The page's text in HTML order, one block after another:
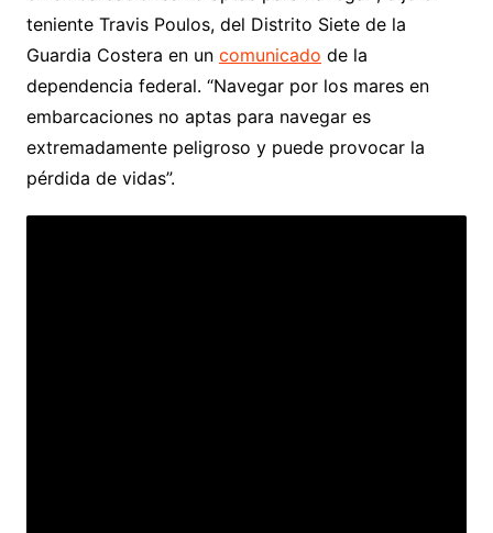
teniente Travis Poulos, del Distrito Siete de la
Guardia Costera en un comunicado de la
dependencia federal. “Navegar por los mares en
embarcaciones no aptas para navegar es
extremadamente peligroso y puede provocar la
pérdida de vidas”.